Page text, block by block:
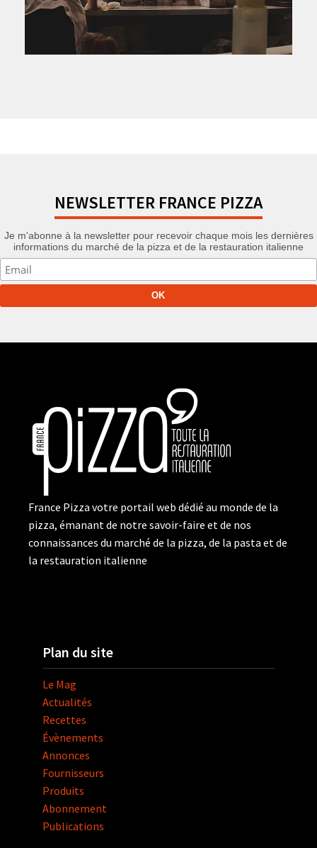
NEWSLETTER FRANCE PIZZA
Je m'abonne à la newsletter pour recevoir chaque mois les dernières
informations du marché de la pizza et de la restauration italienne
France Pizza votre portail web dédié au monde de la
pizza, émanant de notre savoir-faire et de nos
connaissances du marché de la pizza, de la pasta et de
la restauration italienne
Plan du site
Le Mag
Actualités
Recettes
Évènements
Annonces
Fournisseurs
Produits
Abonnement
Publications